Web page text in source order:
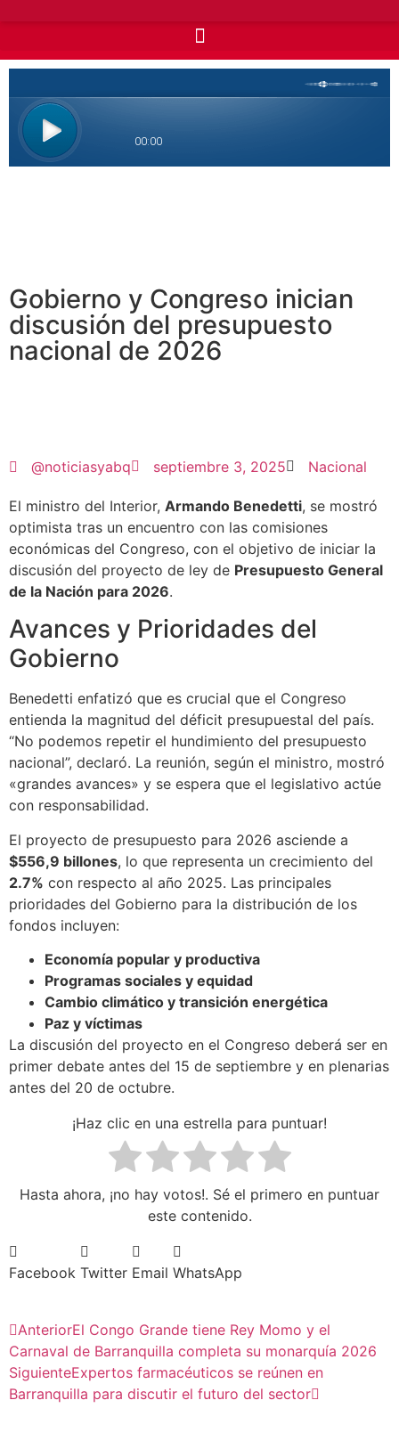
Gobierno y Congreso inician
discusión del presupuesto
nacional de 2026
@noticiasyabq septiembre 3, 2025 Nacional
El ministro del Interior, Armando Benedetti, se mostró
optimista tras un encuentro con las comisiones
económicas del Congreso, con el objetivo de iniciar la
discusión del proyecto de ley de Presupuesto General
de la Nación para 2026.
Avances y Prioridades del
Gobierno
Benedetti enfatizó que es crucial que el Congreso
entienda la magnitud del déficit presupuestal del país.
“No podemos repetir el hundimiento del presupuesto
nacional”, declaró. La reunión, según el ministro, mostró
«grandes avances» y se espera que el legislativo actúe
con responsabilidad.
El proyecto de presupuesto para 2026 asciende a
$556,9 billones, lo que representa un crecimiento del
2.7% con respecto al año 2025. Las principales
prioridades del Gobierno para la distribución de los
fondos incluyen:
Economía popular y productiva
Programas sociales y equidad
Cambio climático y transición energética
Paz y víctimas
La discusión del proyecto en el Congreso deberá ser en
primer debate antes del 15 de septiembre y en plenarias
antes del 20 de octubre.
¡Haz clic en una estrella para puntuar!
Hasta ahora, ¡no hay votos!. Sé el primero en puntuar
este contenido.
Facebook Twitter Email WhatsApp
AnteriorEl Congo Grande tiene Rey Momo y el
Carnaval de Barranquilla completa su monarquía 2026
SiguienteExpertos farmacéuticos se reúnen en
Barranquilla para discutir el futuro del sector